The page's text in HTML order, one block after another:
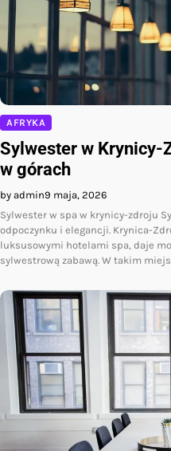
AFRYKA
Sylwester w Krynicy-
w górach
by admin9 maja, 2026
Sylwester w spa w krynicy-zdroju
odpoczynku i elegancji. Krynica-
luksusowymi hotelami spa, daje
sylwestrową zabawą. W takim